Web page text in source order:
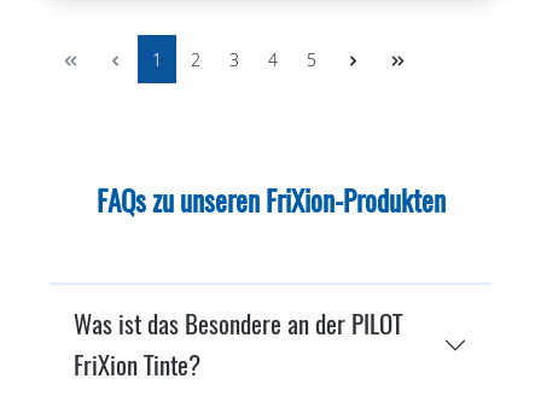
1 2 3 4 5
FAQs zu unseren FriXion-Produkten
Was ist das Besondere an der PILOT
FriXion Tinte?